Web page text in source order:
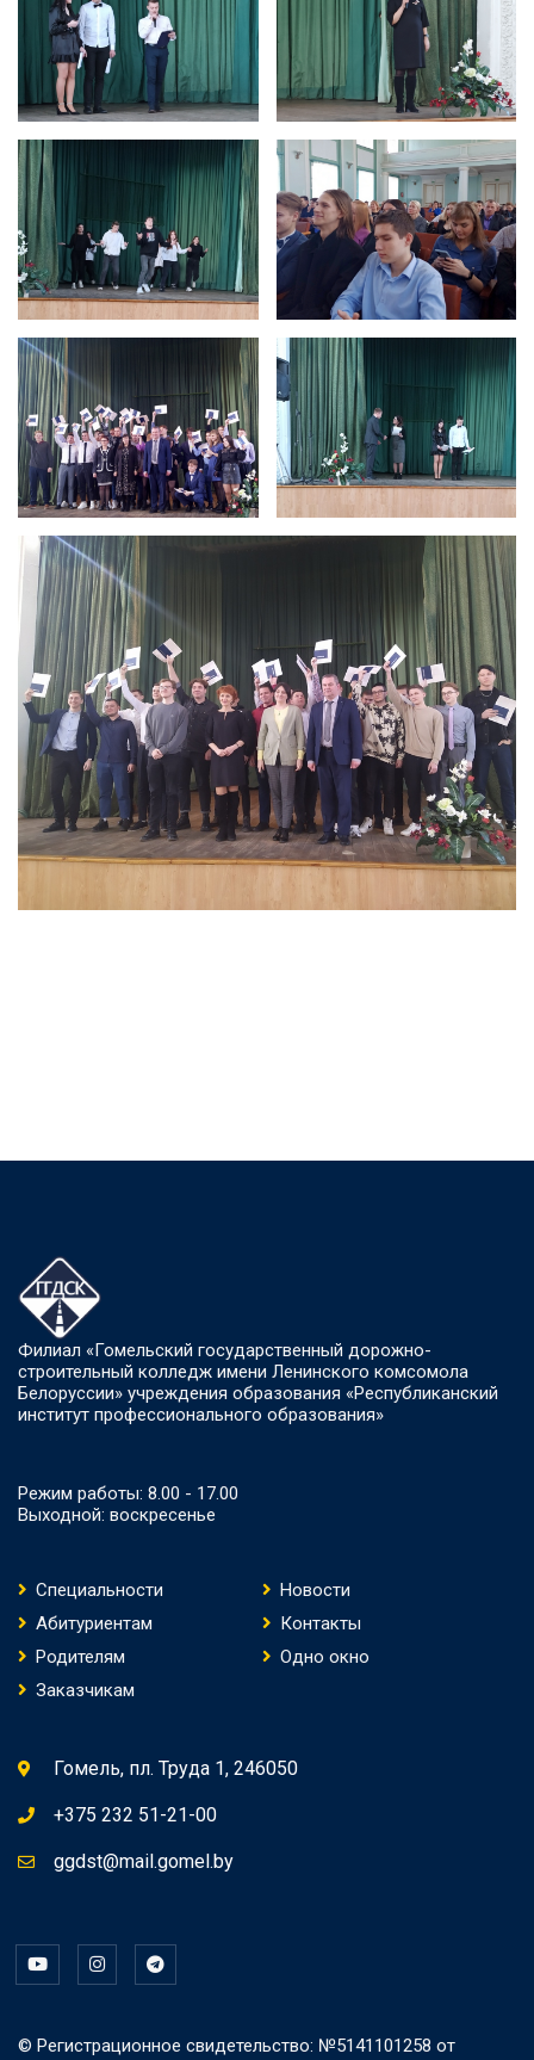
Филиал «Гомельский государственный дорожно-
строительный колледж имени Ленинского комсомола
Белоруссии» учреждения образования «Республиканский
институт профессионального образования»
Режим работы: 8.00 - 17.00
Выходной: воскресенье
Специальности
Новости
Абитуриентам
Контакты
Родителям
Одно окно
Заказчикам
Гомель, пл. Труда 1, 246050
+375 232 51-21-00
ggdst@mail.gomel.by
© Регистрационное свидетельство: №5141101258 от